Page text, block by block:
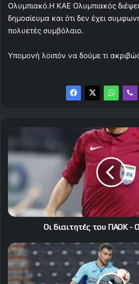
Ολυμπιακό.Η ΚΑΕ Ολυμπιακός
δημοσίευμα και ότι δεν έχει
πολυετές συμβόλαιο.
Υπομονή λοιπόν να δούμε τι ακριβώς
του
ΠΑΟΚ
-
Ολυμπιακός
Οι διαιτητές του ΠΑΟΚ -
ΘΑ
ΜΠΕΡΔΕΨΕ
ΤΗ
ΒΑΘΜΟΛΟΓΙΑ